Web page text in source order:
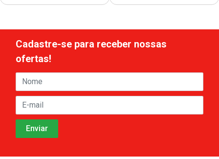
Cadastre-se para receber nossas
ofertas!